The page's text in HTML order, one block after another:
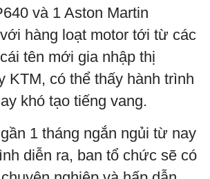
và 1 Aston Martin
hàng loạt motor tới từ các
tên mới gia nhập thị
KTM, có thể thấy hành trình
khó tạo tiếng vang.
1 tháng ngắn ngủi từ nay
diễn ra, ban tổ chức sẽ có